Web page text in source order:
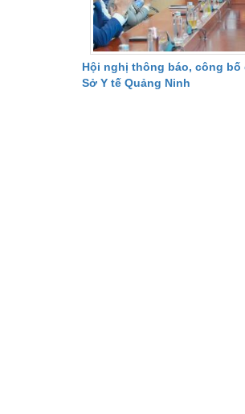
Hội nghị thông báo, công
Sở Y tế Quảng Ninh